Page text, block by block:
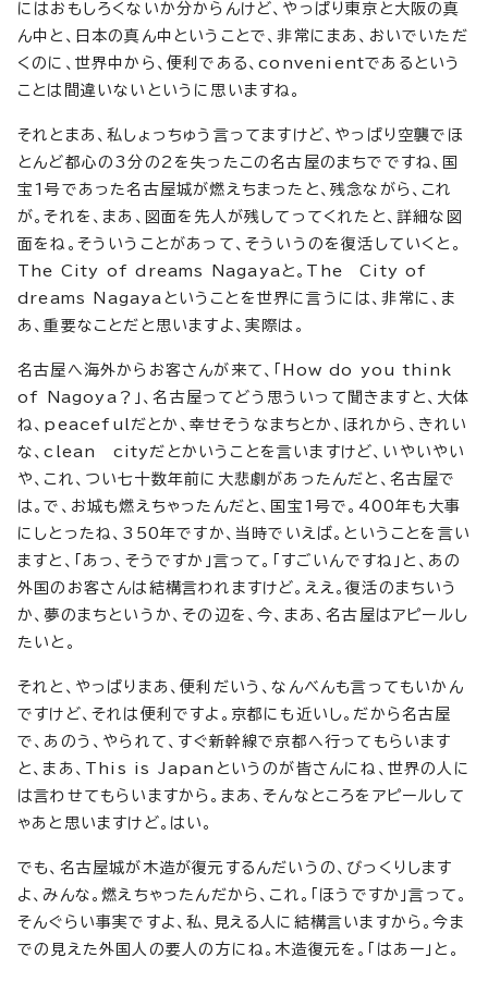
にはおもしろくないか分からんけど、やっぱり東京と大阪の真
ん中と、日本の真ん中ということで、非常にまあ、おいでいただ
くのに、世界中から、便利である、convenientであるという
ことは間違いないというに思いますね。
それとまあ、私しょっちゅう言ってますけど、やっぱり空襲でほ
とんど都心の3分の2を失ったこの名古屋のまちでですね、国
宝1号であった名古屋城が燃えちまったと、残念ながら、これ
が。それを、まあ、図面を先人が残してってくれたと、詳細な図
面をね。そういうことがあって、そういうのを復活していくと。
The City of dreams Nagayaと。The City of
dreams Nagayaということを世界に言うには、非常に、ま
あ、重要なことだと思いますよ、実際は。
名古屋へ海外からお客さんが来て、「How do you think
of Nagoya？」、名古屋ってどう思ういって聞きますと、大体
ね、peacefulだとか、幸せそうなまちとか、ほれから、きれい
な、clean cityだとかいうことを言いますけど、いやいやい
や、これ、つい七十数年前に大悲劇があったんだと、名古屋で
は。で、お城も燃えちゃったんだと、国宝1号で。400年も大事
にしとったね、350年ですか、当時でいえば。ということを言い
ますと、「あっ、そうですか」言って。「すごいんですね」と、あの
外国のお客さんは結構言われますけど。ええ。復活のまちいう
か、夢のまちというか、その辺を、今、まあ、名古屋はアピールし
たいと。
それと、やっぱりまあ、便利だいう、なんべんも言ってもいかん
ですけど、それは便利ですよ。京都にも近いし。だから名古屋
で、あのう、やられて、すぐ新幹線で京都へ行ってもらいます
と、まあ、This is Japanというのが皆さんにね、世界の人に
は言わせてもらいますから。まあ、そんなところをアピールして
ゃあと思いますけど。はい。
でも、名古屋城が木造が復元するんだいうの、びっくりします
よ、みんな。燃えちゃったんだから、これ。「ほうですか」言って。
そんぐらい事実ですよ、私、見える人に結構言いますから。今ま
での見えた外国人の要人の方にね。木造復元を。「はあー」と。